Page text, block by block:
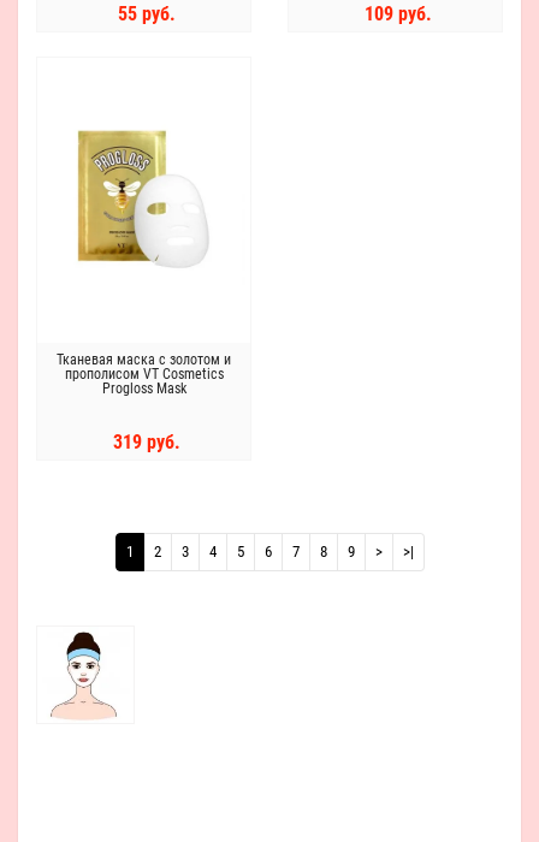
55 руб. 109 руб.
Тканевая маска с золотом и
прополисом VT Cosmetics
Progloss Mask
319 руб.
1 2 3 4 5 6 7 8 9 > >|